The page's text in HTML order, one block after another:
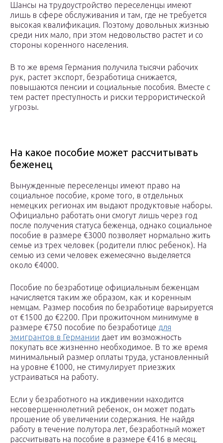
Шансы на трудоустройство переселенцы имеют
лишь в сфере обслуживания и там, где не требуется
высокая квалификация. Поэтому довольных жизнью
среди них мало, при этом недовольство растет и со
стороны коренного населения.
В то же время Германия получила тысячи рабочих
рук, растет экспорт, безработица снижается,
повышаются пенсии и социальные пособия. Вместе с
тем растет преступность и риски террористической
угрозы.
На какое пособие может рассчитывать
беженец
Вынужденные переселенцы имеют право на
социальное пособие, кроме того, в отдельных
немецких регионах им выдают продуктовые наборы.
Официально работать они смогут лишь через год
после получения статуса беженца, однако социальное
пособие в размере €3000 позволяет нормально жить
семье из трех человек (родители плюс ребенок). На
семью из семи человек ежемесячно выделяется
около €4000.
Пособие по безработице официальным беженцам
начисляется таким же образом, как и коренным
немцам. Размер пособия по безработице варьируется
от €1500 до €2200. При прожиточном минимуме в
размере €750 пособие по безработице для
эмигрантов в Германии дает им возможность
покупать все жизненно необходимое. В то же время
минимальный размер оплаты труда, установленный
на уровне €1000, не стимулирует приезжих
устраиваться на работу.
Если у безработного на иждивении находится
несовершеннолетний ребенок, он может подать
прошение об увеличении содержания. Не найдя
работу в течение полутора лет, безработный может
рассчитывать на пособие в размере €416 в месяц.